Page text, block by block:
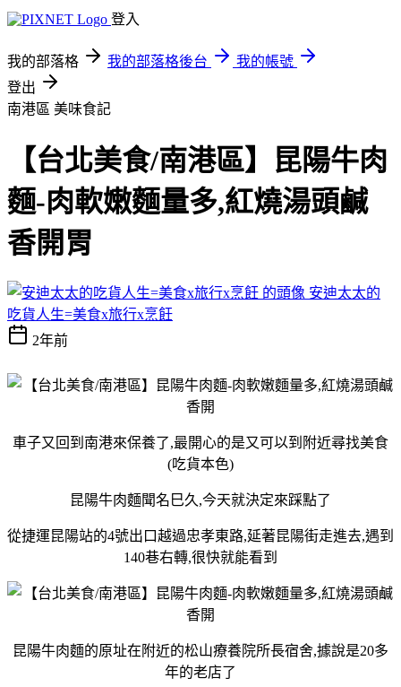
登入
我的部落格 我的部落格後台
我的帳號
登出
南港區 美味食記
【台北美食/南港區】昆陽牛肉
麵-肉軟嫩麵量多,紅燒湯頭鹹
香開胃
安迪太太的
吃貨人生=美食x旅行x烹飪
2年前
車子又回到南港來保養了,最開心的是又可以到附近尋找美食
(吃貨本色)
昆陽牛肉麵聞名巳久,今天就決定來踩點了
從捷運昆陽站的4號出口越過忠孝東路,延著昆陽街走進去,遇到
140巷右轉,很快就能看到
昆陽牛肉麵的原址在附近的松山療養院所長宿舍,據說是20多
年的老店了